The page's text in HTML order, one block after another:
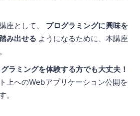
座として、 プログラミングに興味を
み出せる ようになるために、本講座
ラミングを体験する方でも大丈夫！
上へのWebアプリケーション公開を
。